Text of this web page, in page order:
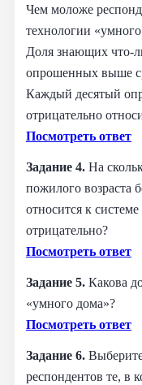
Чем моложе
технологии
Доля знающих что-
опрошенных выше
Каждый десятый
отрицательно
Посмотреть ответ
Задание 4. На
пожилого возраста
относится к
отрицательно?
Посмотреть ответ
Задание 5. Какова
«умного дома»?
Посмотреть ответ
Задание 6.
респондентов те, в